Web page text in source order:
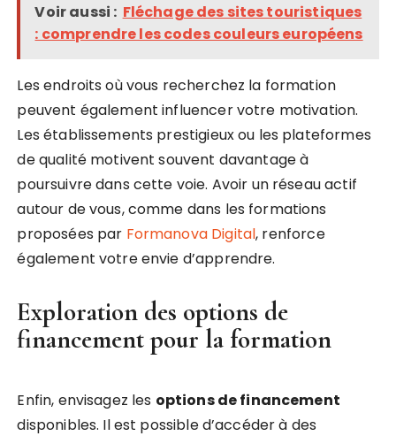
Voir aussi : Fléchage des sites touristiques
: comprendre les codes couleurs européens
Les endroits où vous recherchez la formation
peuvent également influencer votre motivation.
Les établissements prestigieux ou les plateformes
de qualité motivent souvent davantage à
poursuivre dans cette voie. Avoir un réseau actif
autour de vous, comme dans les formations
proposées par Formanova Digital, renforce
également votre envie d’apprendre.
Exploration des options de
financement pour la formation
Enfin, envisagez les options de financement
disponibles. Il est possible d’accéder à des